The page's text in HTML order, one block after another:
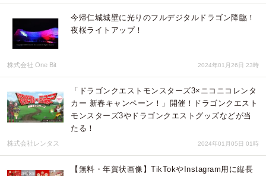
今帰仁城城壁に光りのフルデジタルドラゴン降臨！
夜桜ライトアップ！
株式会社 One Bit 2024年01月26日 23時
「ドラゴンクエストモンスターズ3×ニコニコレンタ
カー 新春キャンペーン！」開催！ドラゴンクエスト
モンスターズ3やドラゴンクエストグッズなどが当
たる！
株式会社レンタス 2024年01月05日 01時
【無料・年賀状画像】TikTokやInstagram用に縦長